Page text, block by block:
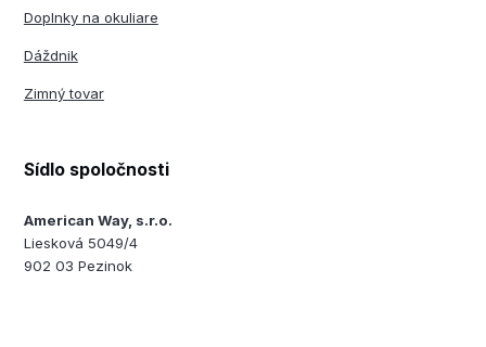
Doplnky na okuliare
Dáždnik
Zimný tovar
Sídlo spoločnosti
American Way, s.r.o.
Liesková 5049/4
902 03 Pezinok